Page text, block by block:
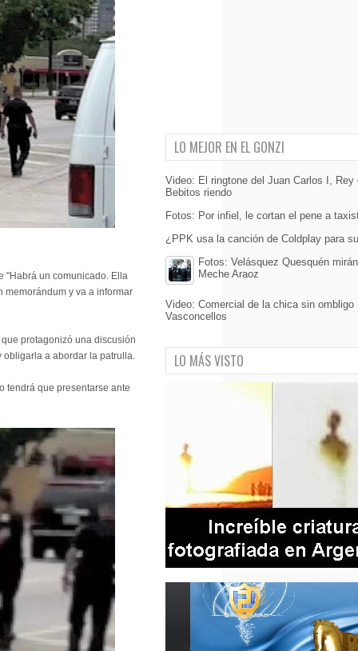
"Habrá un comunicado. Ella
memorándum y va a informar
protagonizó una discusión
obligarla a abordar la patrulla.
tendrá que presentarse ante
LO MEJOR EN EL GONZI
Video: El ringtone del Juan Carlos I, Rey
Bebitos riendo
Fotos: Por infiel, le cortan el pene a
¿PPK usa la canción de Coldplay para
Fotos: Velásquez Quesquén
Meche Araoz
Video: Comercial de la chica sin ombligo
Vasconcellos
LO MÁS VISTO